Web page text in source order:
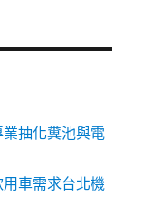
抽化糞池與電
車需求台北機